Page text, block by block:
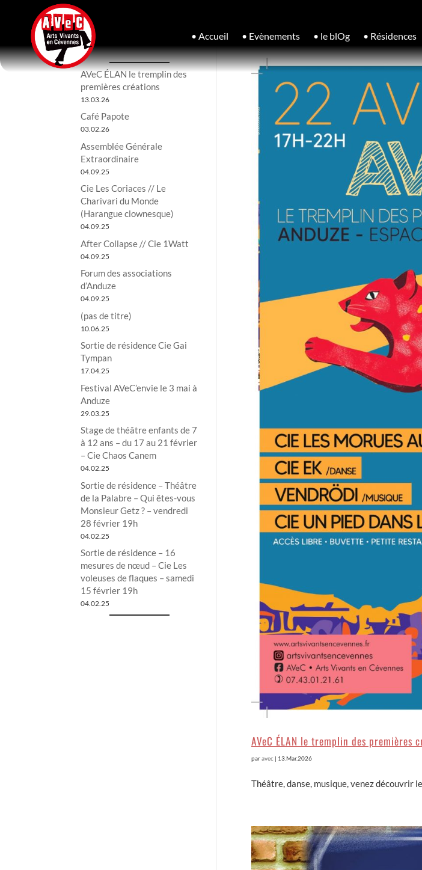
• Accueil • Evènements • le blOg • Résidences
AVeC ÉLAN le tremplin des premières
paravec | 13.Mar.2026
Théâtre, danse, musique, venez découvrir
AVeC ÉLAN le tremplin des
premières créations
13.03.26
Café Papote
03.02.26
Assemblée Générale
Extraordinaire
04.09.25
Cie Les Coriaces // Le
Charivari du Monde
(Harangue clownesque)
04.09.25
After Collapse // Cie 1Watt
04.09.25
Forum des associations
d’Anduze
04.09.25
(pas de titre)
10.06.25
Sortie de résidence Cie Gai
Tympan
17.04.25
Festival AVeC’envie le 3 mai à
Anduze
29.03.25
Stage de théâtre enfants de 7
à 12 ans – du 17 au 21 février
– Cie Chaos Canem
04.02.25
Sortie de résidence – Théâtre
de la Palabre – Qui êtes-vous
Monsieur Getz ? – vendredi
28 février 19h
04.02.25
Sortie de résidence – 16
mesures de nœud – Cie Les
voleuses de flaques – samedi
15 février 19h
04.02.25